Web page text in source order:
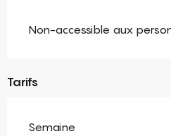
Non-accessible aux
Tarifs
Semaine